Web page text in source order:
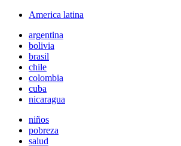
America latina
argentina
bolivia
brasil
chile
colombia
cuba
nicaragua
niños
pobreza
salud